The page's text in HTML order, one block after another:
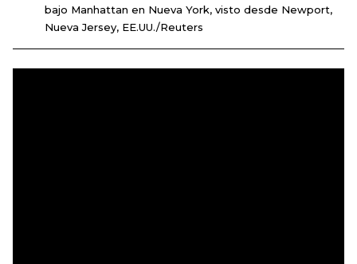
bajo Manhattan en Nueva York, visto desde Newport,
Nueva Jersey, EE.UU./Reuters